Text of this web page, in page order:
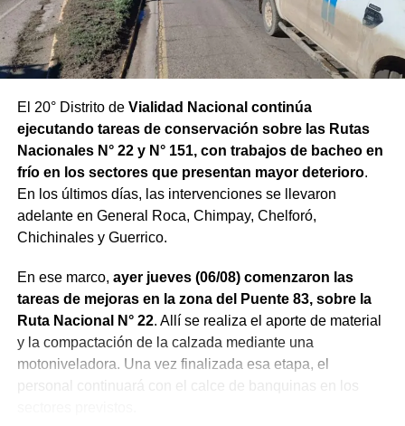
El 20° Distrito de Vialidad Nacional continúa
ejecutando tareas de conservación sobre las Rutas
Nacionales N° 22 y N° 151, con trabajos de bacheo en
frío en los sectores que presentan mayor deterioro.
En los últimos días, las intervenciones se llevaron
adelante en General Roca, Chimpay, Chelforó,
Chichinales y Guerrico.
En ese marco, ayer jueves (06/08) comenzaron las
tareas de mejoras en la zona del Puente 83, sobre la
Ruta Nacional N° 22. Allí se realiza el aporte de material
y la compactación de la calzada mediante una
motoniveladora. Una vez finalizada esa etapa, el
personal continuará con el calce de banquinas en los